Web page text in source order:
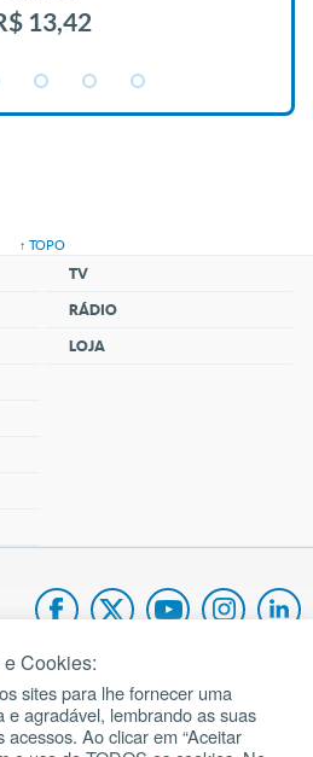
13,42
↑ TOPO
TV
RÁDIO
LOJA
Paulo II
Cookies:
sites para lhe fornecer uma
e agradável, lembrando as suas
Ao clicar em “Aceitar